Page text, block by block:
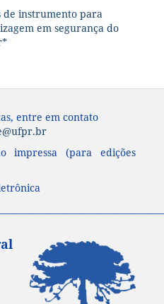
de instrumento para
em segurança do
entre em contato
impressa (para edições